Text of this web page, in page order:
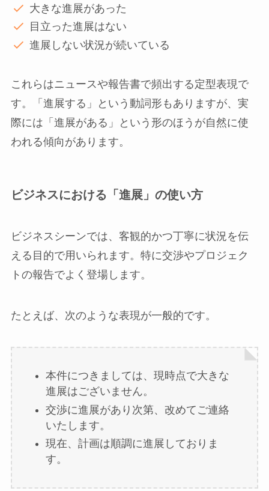
大きな進展があった
目立った進展はない
進展しない状況が続いている
これらはニュースや報告書で頻出する定型表現で
す。「進展する」という動詞形もありますが、実
際には「進展がある」という形のほうが自然に使
われる傾向があります。
ビジネスにおける「進展」の使い方
ビジネスシーンでは、客観的かつ丁寧に状況を伝
える目的で用いられます。特に交渉やプロジェク
トの報告でよく登場します。
たとえば、次のような表現が一般的です。
本件につきましては、現時点で大きな
進展はございません。
交渉に進展があり次第、改めてご連絡
いたします。
現在、計画は順調に進展しておりま
す。